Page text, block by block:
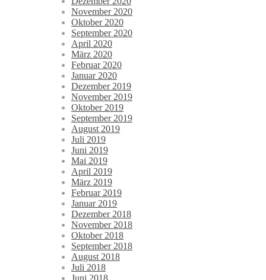
November 2020
Oktober 2020
September 2020
April 2020
März 2020
Februar 2020
Januar 2020
Dezember 2019
November 2019
Oktober 2019
September 2019
August 2019
Juli 2019
Juni 2019
Mai 2019
April 2019
März 2019
Februar 2019
Januar 2019
Dezember 2018
November 2018
Oktober 2018
September 2018
August 2018
Juli 2018